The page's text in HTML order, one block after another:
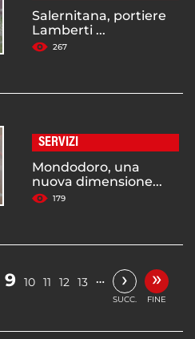
Salernitana, portiere
Lamberti ...
267
SERVIZI
Mondodoro, una
nuova dimensione...
179
9 10 11 12 13 … ›
SUCC.
»
FINE